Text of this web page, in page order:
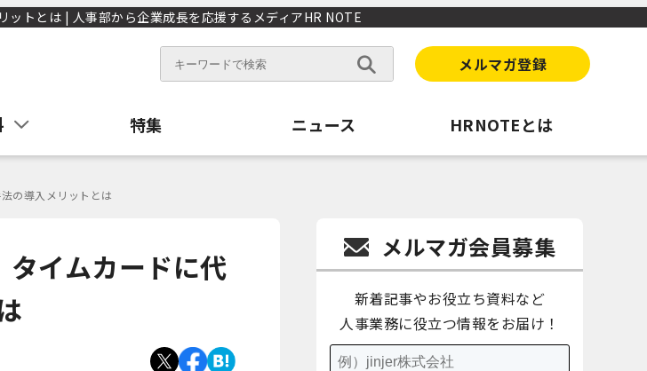
トとは | 人事部から企業成長を応援するメディアHR NOTE
メルマガ登録
特集 ニュース HRNOTEとは
の導入メリットとは
イムカードに代
メルマガ会員募集
新着記事やお役立ち資料など
人事業務に役立つ情報をお届け！